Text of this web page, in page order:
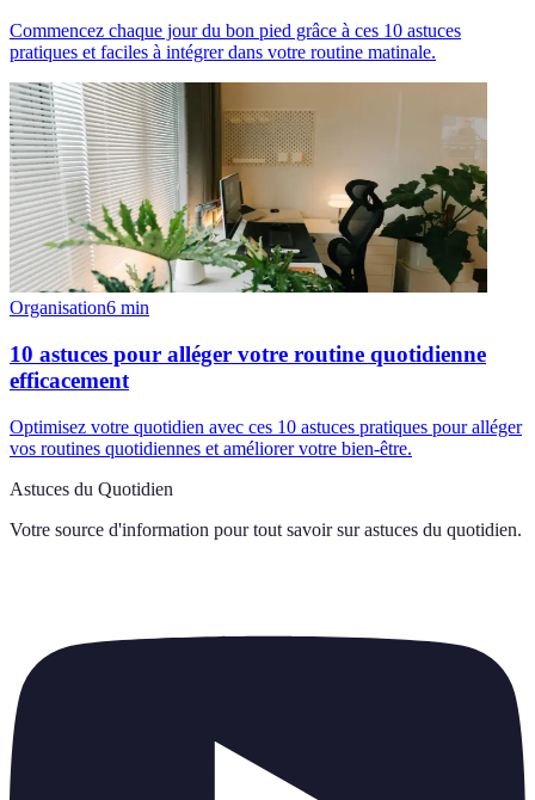
Commencez chaque jour du bon pied grâce à ces 10 astuces
pratiques et faciles à intégrer dans votre routine matinale.
Organisation6 min
10 astuces pour alléger votre routine quotidienne
efficacement
Optimisez votre quotidien avec ces 10 astuces pratiques pour alléger
vos routines quotidiennes et améliorer votre bien-être.
Astuces du Quotidien
Votre source d'information pour tout savoir sur astuces du quotidien.